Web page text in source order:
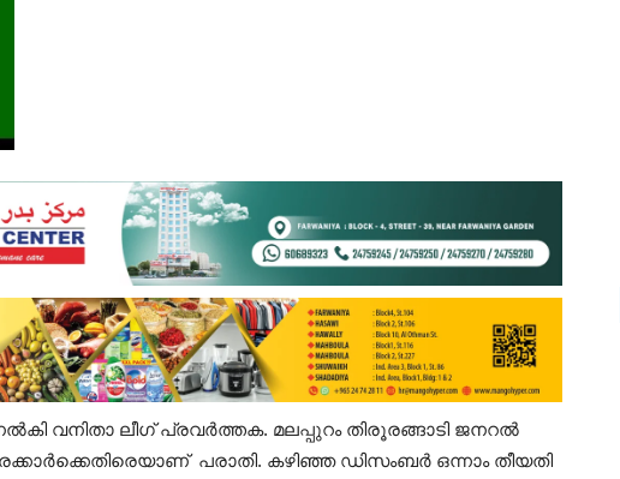
വനിതാ ലീഗ് പ്രവര്‍ത്തക. മലപ്പുറം തിരൂരങ്ങാടി ജനറല്‍
പരാതി. കഴിഞ്ഞ ഡിസംബര്‍ ഒന്നാം തീയതി